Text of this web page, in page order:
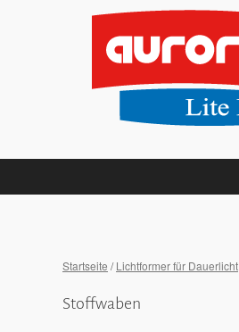
Startseite /Lichtformer für Dauerlicht
Stoffwaben